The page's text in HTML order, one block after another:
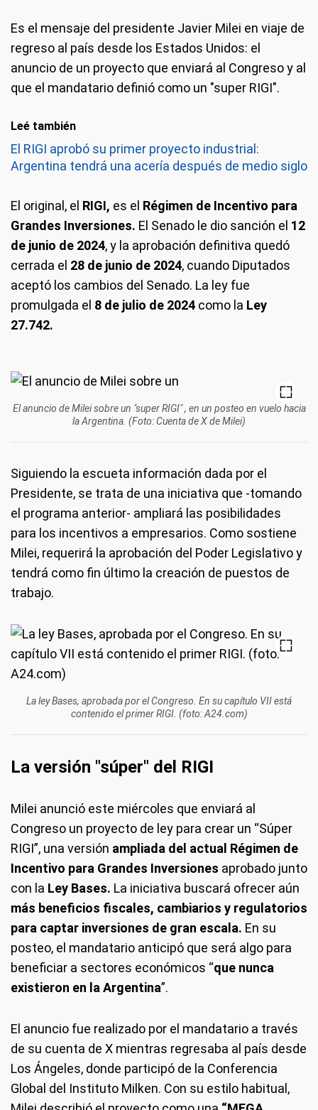
Es el mensaje del presidente Javier Milei en viaje de
regreso al país desde los Estados Unidos: el
anuncio de un proyecto que enviará al Congreso y al
que el mandatario definió como un "super RIGI".
Leé también
El RIGI aprobó su primer proyecto industrial:
Argentina tendrá una acería después de medio siglo
El original, el RIGI, es el Régimen de Incentivo para
Grandes Inversiones. El Senado le dio sanción el 12
de junio de 2024, y la aprobación definitiva quedó
cerrada el 28 de junio de 2024, cuando Diputados
aceptó los cambios del Senado. La ley fue
promulgada el 8 de julio de 2024 como la Ley
27.742.
El anuncio de Milei sobre un "super RIGI" , en un posteo en vuelo hacia
la Argentina. (Foto: Cuenta de X de Milei)
Siguiendo la escueta información dada por el
Presidente, se trata de una iniciativa que -tomando
el programa anterior- ampliará las posibilidades
para los incentivos a empresarios. Como sostiene
Milei, requerirá la aprobación del Poder Legislativo y
tendrá como fin último la creación de puestos de
trabajo.
La ley Bases, aprobada por el Congreso. En su capítulo VII está
contenido el primer RIGI. (foto: A24.com)
La versión "súper" del RIGI
Milei anunció este miércoles que enviará al
Congreso un proyecto de ley para crear un “Súper
RIGI”, una versión ampliada del actual Régimen de
Incentivo para Grandes Inversiones aprobado junto
con la Ley Bases. La iniciativa buscará ofrecer aún
más beneficios fiscales, cambiarios y regulatorios
para captar inversiones de gran escala. En su
posteo, el mandatario anticipó que será algo para
beneficiar a sectores económicos “que nunca
existieron en la Argentina”.
El anuncio fue realizado por el mandatario a través
de su cuenta de X mientras regresaba al país desde
Los Ángeles, donde participó de la Conferencia
Global del Instituto Milken. Con su estilo habitual,